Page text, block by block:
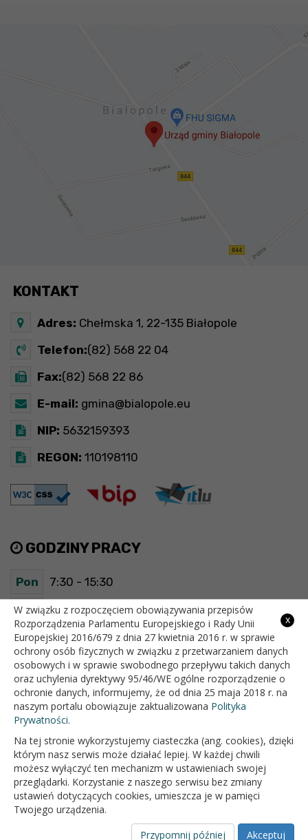
KONTAKT
Adres: Chełmska 1, 22-135 Białopole
Telefon:(82) 568 22 04
Fax:(82) 568 22 86
E-mail: gmina@bialopole.eu
NIP: 5632159393
REGON: 110198110
GODZINY PRACY
Pon 7:30 - 15:30
Wt 7:30 - 15:30
Śr 7:30 - 15:30
Czw 7:30 - 15:30
Pt 7:30 - 15:30
OFICJALNY SERWIS INTERNETOWY GMINY BIAŁOPOLE
x
W związku z rozpoczęciem obowiązywania przepisów
Rozporządzenia Parlamentu Europejskiego i Rady Unii
Europejskiej 2016/679 z dnia 27 kwietnia 2016 r. w sprawie
ochrony osób fizycznych w związku z przetwarzaniem danych
osobowych i w sprawie swobodnego przepływu takich danych
oraz uchylenia dyrektywy 95/46/WE ogólne rozporządzenie o
ochronie danych, informujemy, że od dnia 25 maja 2018 r. na
naszym portalu obowiązuje zaktualizowana Polityka
Prywatności.
Na tej stronie wykorzystujemy ciasteczka (ang. cookies), dzięki
którym nasz serwis może działać lepiej. W każdej chwili
możesz wyłączyć ten mechanizm w ustawieniach swojej
przeglądarki. Korzystanie z naszego serwisu bez zmiany
ustawień dotyczących cookies, umieszcza je w pamięci
Twojego urządzenia.
Akceptuj
Przypomnij później